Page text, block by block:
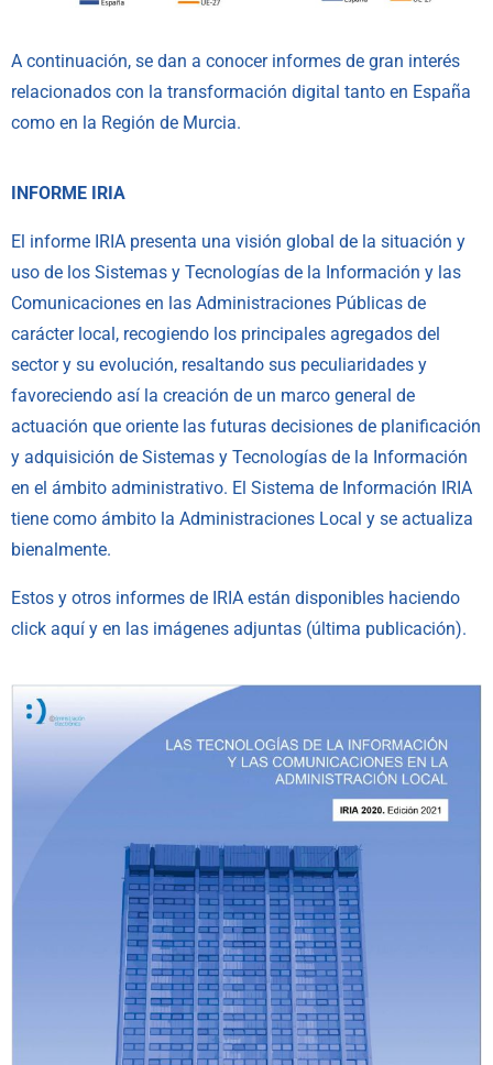
A continuación, se dan a conocer informes de gran interés
relacionados con la transformación digital tanto en España
como en la Región de Murcia.
INFORME IRIA
El informe IRIA presenta una visión global de la situación y
uso de los Sistemas y Tecnologías de la Información y las
Comunicaciones en las Administraciones Públicas de
carácter local, recogiendo los principales agregados del
sector y su evolución, resaltando sus peculiaridades y
favoreciendo así la creación de un marco general de
actuación que oriente las futuras decisiones de planificación
y adquisición de Sistemas y Tecnologías de la Información
en el ámbito administrativo. El Sistema de Información IRIA
tiene como ámbito la Administraciones Local y se actualiza
bienalmente.
Estos y otros informes de IRIA están disponibles haciendo
click aquí y en las imágenes adjuntas (última publicación).